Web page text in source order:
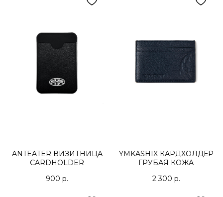
ANTEATER ВИЗИТНИЦА
CARDHOLDER
900 р.
YMKASHIX КАРДХОЛДЕР
ГРУБАЯ КОЖА
2 300 р.